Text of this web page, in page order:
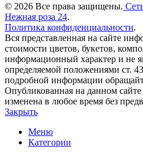
© 2026 Все права защищены.
Нежная роза 24.
Политика конфиденциальности.
Вся представленная на сайте
стоимости цветов, букетов,
информационный характер и не
определяемой положениями ст.
подробной информации
Опубликованная на данном
изменена в любое время без
Закрыть
Меню
Категории